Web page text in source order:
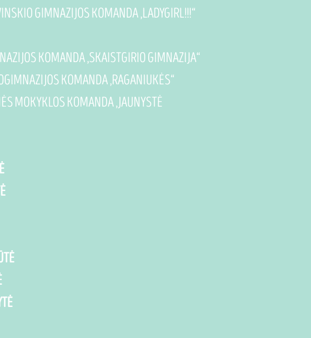
GIMNAZIJOS KOMANDA „LADYGIRL!!!“
KOMANDA „SKAISTGIRIO GIMNAZIJA“
KOMANDA „RAGANIUKĖS“
MOKYKLOS KOMANDA „JAUNYSTĖ